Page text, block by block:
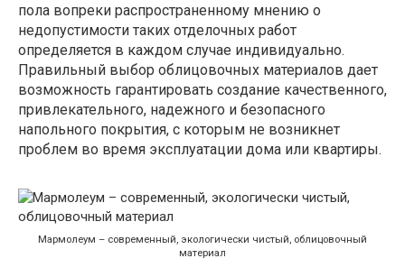
пола вопреки распространенному мнению о
недопустимости таких отделочных работ
определяется в каждом случае индивидуально.
Правильный выбор облицовочных материалов дает
возможность гарантировать создание качественного,
привлекательного, надежного и безопасного
напольного покрытия, с которым не возникнет
проблем во время эксплуатации дома или квартиры.
Мармолеум – современный, экологически чистый, облицовочный
материал